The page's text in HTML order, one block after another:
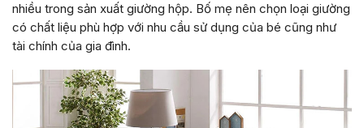
nhiều trong sản xuất giường hộp. Bố mẹ nên chọn loại giường
có chất liệu phù hợp với nhu cầu sử dụng của bé cũng như
tài chính của gia đình.